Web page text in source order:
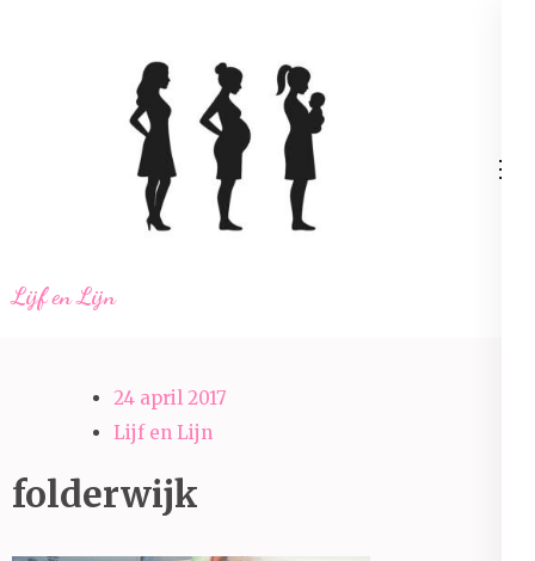
Lijf en Lijn
24 april 2017
Lijf en Lijn
folderwijk